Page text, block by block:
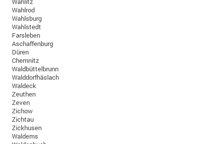
Wahlrod
Wahlsburg
Wahlstedt
Farsleben
Aschaffenburg
Düren
Chemnitz
Waldbüttelbrunn
Walddorfhäslach
Waldeck
Zeuthen
Zeven
Zichow
Zichtau
Zickhusen
Waldems